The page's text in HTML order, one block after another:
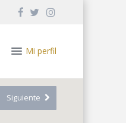
Mi perfil
Siguiente